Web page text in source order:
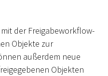
der Freigabeworkflow-
Objekte zur
außerdem neue
Objekten